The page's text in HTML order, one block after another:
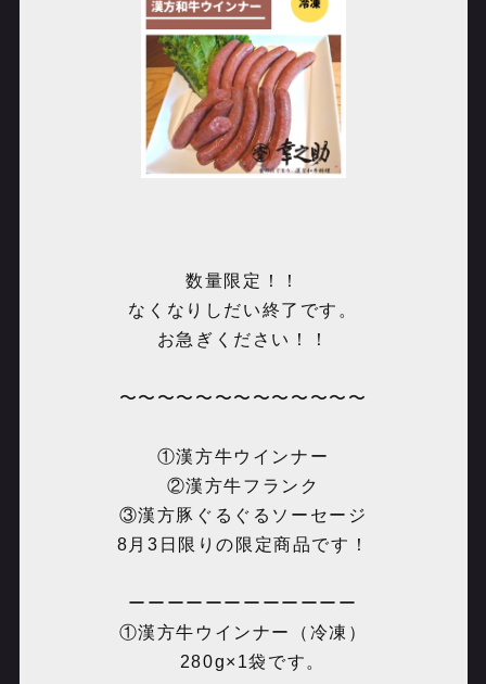
数量限定！！
なくなりしだい終了です。
お急ぎください！！
〜〜〜〜〜〜〜〜〜〜〜〜〜
①漢方牛ウインナー
②漢方牛フランク
③漢方豚ぐるぐるソーセージ
8月3日限りの限定商品です！
ーーーーーーーーーーーー
①漢方牛ウインナー（冷凍）
280g×1袋です。